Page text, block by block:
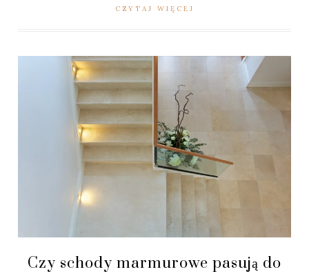
CZYTAJ WIĘCEJ
Czy schody marmurowe pasują do